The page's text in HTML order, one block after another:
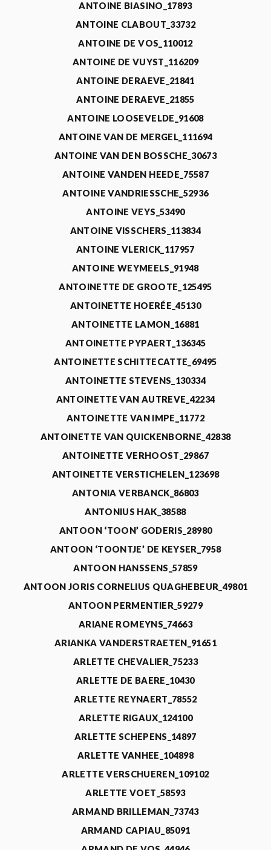
ANTOINE BIASINO_17893
ANTOINE CLABOUT_33732
ANTOINE DE VOS_110012
ANTOINE DE VUYST_116209
ANTOINE DERAEVE_21841
ANTOINE DERAEVE_21855
ANTOINE LOOSEVELDE_91608
ANTOINE VAN DE MERGEL_111694
ANTOINE VAN DEN BOSSCHE_30673
ANTOINE VANDEN HEEDE_75587
ANTOINE VANDRIESSCHE_52936
ANTOINE VEYS_53490
ANTOINE VISSCHERS_113834
ANTOINE VLERICK_117957
ANTOINE WEYMEELS_91948
ANTOINETTE DE GROOTE_125495
ANTOINETTE HOERÉE_45130
ANTOINETTE LAMON_16881
ANTOINETTE PYPAERT_136345
ANTOINETTE SCHITTECATTE_69495
ANTOINETTE STEVENS_130334
ANTOINETTE VAN AUTREVE_42234
ANTOINETTE VAN IMPE_11772
ANTOINETTE VAN QUICKENBORNE_42838
ANTOINETTE VERHOOST_29867
ANTOINETTE VERSTICHELEN_123698
ANTONIA VERBANCK_86803
ANTONIUS HAK_38588
ANTOON ‘TOON’ GODERIS_28980
ANTOON ‘TOONTJE’ DE KEYSER_7958
ANTOON HANSSENS_57859
ANTOON JORIS CORNELIUS QUAGHEBEUR_49801
ANTOON PERMENTIER_59279
ARIANE ROMEYNS_74663
ARIANKA VANDERSTRAETEN_91651
ARLETTE CHEVALIER_75233
ARLETTE DE BAERE_10430
ARLETTE REYNAERT_78552
ARLETTE RIGAUX_124100
ARLETTE SCHEPENS_14897
ARLETTE VANHEE_104898
ARLETTE VERSCHUEREN_109102
ARLETTE VOET_58593
ARMAND BRILLEMAN_73743
ARMAND CAPIAU_85091